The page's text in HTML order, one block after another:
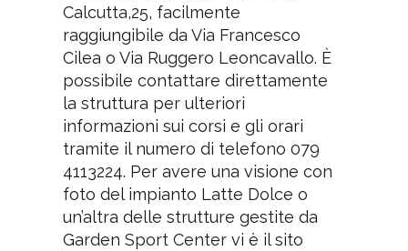
Calcutta,25, facilmente
raggiungibile da Via Francesco
Cilea o Via Ruggero Leoncavallo. È
possibile contattare direttamente
la struttura per ulteriori
informazioni sui corsi e gli orari
tramite il numero di telefono 079
4113224. Per avere una visione con
foto del impianto Latte Dolce o
un’altra delle strutture gestite da
Garden Sport Center vi è il sito